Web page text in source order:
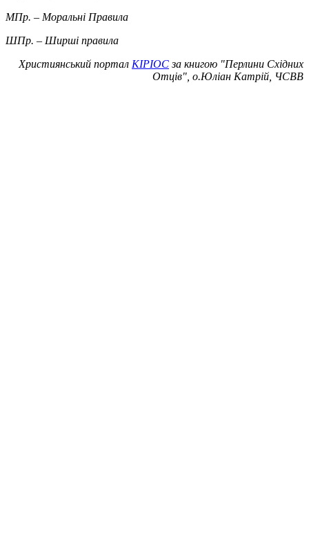
МПр. – Моральні Правила
ШПр. – Ширші правила
Християнський портал КІРІОС за книгою "Перлини Східних
Отців", о.Юліан Катрій, ЧСВВ